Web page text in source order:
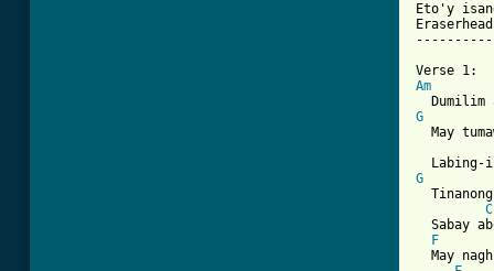
Eto'y
Am
G
May
G
C
Sabay
F
May